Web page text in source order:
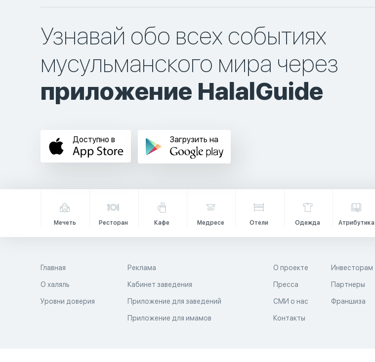
Узнавай обо всех событиях
мусульманского мира через
приложение HalalGuide
Доступно в Загрузить на
Мечеть Ресторан Кафе Медресе Отели Одежда Атрибутика
Главная
О халяль
Уровни доверия
Реклама
Кабинет заведения
Приложение для заведений
Приложение для имамов
О проекте
Пресса
СМИ о нас
Контакты
Инвесторам
Партнеры
Франшиза